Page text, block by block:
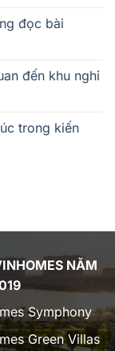
đọc bài
đến khu nghỉ
trong kiến
NĂM
Symphony
Green Villas